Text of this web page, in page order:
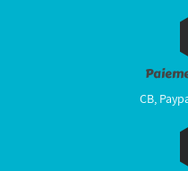
CB,